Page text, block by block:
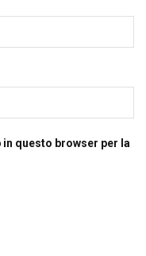
questo browser per la